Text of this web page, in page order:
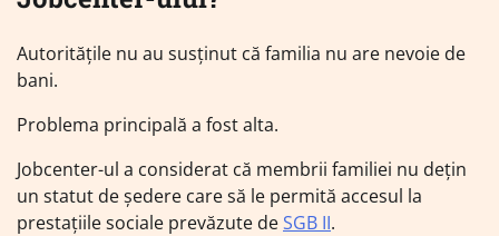
Autoritățile nu au susținut că familia nu are nevoie de
bani.
Problema principală a fost alta.
Jobcenter-ul a considerat că membrii familiei nu dețin
un statut de ședere care să le permită accesul la
prestațiile sociale prevăzute deSGB II.